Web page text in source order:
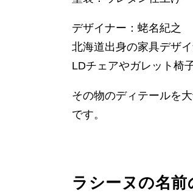
デザイナー：蛯名紀之
北海道出身の家具デザイ
LDチェアやガレット椅
その物のディテールを
です。
ラシーヌの名前